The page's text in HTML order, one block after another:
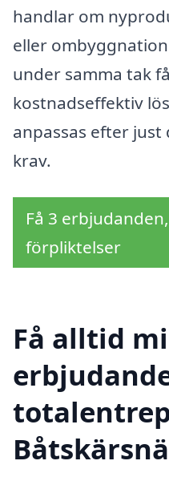
handlar om
eller
under samma tak
kostnadseffektiv
anpassas efter just
krav.
Få 3
förpliktelser
Få alltid